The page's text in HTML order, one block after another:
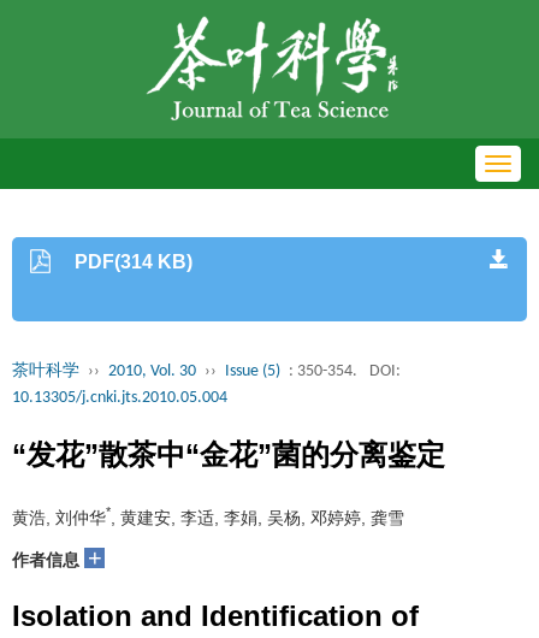
PDF(314 KB)
茶叶科学 ›› 2010, Vol. 30 ›› Issue (5) : 350-354.
DOI:
10.13305/j.cnki.jts.2010.05.004
“发花”散茶中“金花”菌的分离鉴定
黄浩, 刘仲华* , 黄建安, 李适, 李娟, 吴杨, 邓婷婷, 龚雪
作者信息 +
Isolation and Identification of